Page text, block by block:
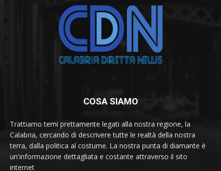
COSA SIAMO
Trattiamo temi prettamente legati alla nostra regione, la
Calabria, cercando di descrivere tutte le realtà della nostra
terra, dalla politica al costume. La nostra punta di diamante è
un'informazione dettagliata e costante attraverso il sito
internet